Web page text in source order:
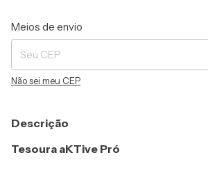
Entregas para o CEP:
Meios de envio
Não sei meu CEP
Descrição
Tesoura aKTive Pró